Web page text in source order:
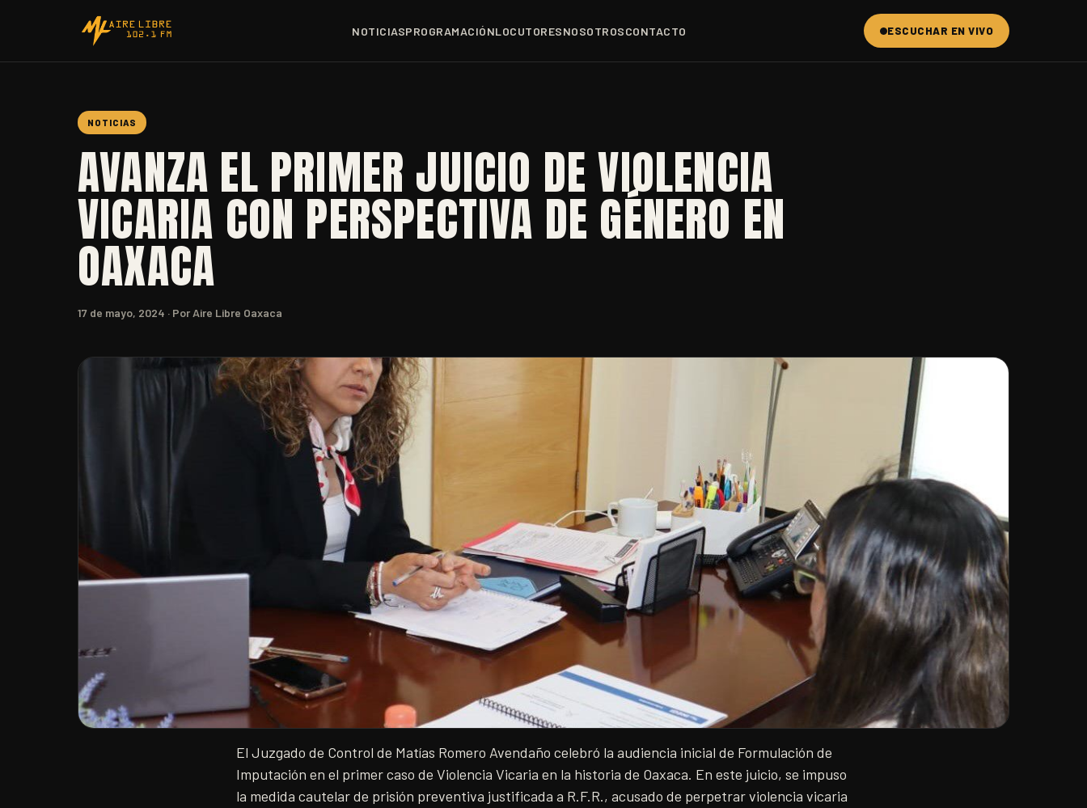
NOTICIASPROGRAMACIÓNLOCUTORESNOSOTROSCONTACTO ESCUCHAR EN VIVO
NOTICIAS
AVANZA EL PRIMER JUICIO DE VIOLENCIA
VICARIA CON PERSPECTIVA DE GÉNERO EN
OAXACA
17 de mayo, 2024 · Por Aire Libre Oaxaca
El Juzgado de Control de Matías Romero Avendaño celebró la audiencia inicial de Formulación de
Imputación en el primer caso de Violencia Vicaria en la historia de Oaxaca. En este juicio, se impuso
la medida cautelar de prisión preventiva justificada a R.F.R., acusado de perpetrar violencia vicaria